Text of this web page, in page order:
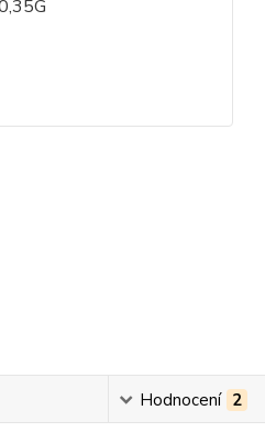
Hodnocení 2